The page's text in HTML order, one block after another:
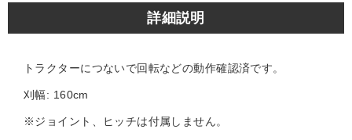
詳細説明
トラクターにつないで回転などの動作確認済です。
刈幅: 160cm
※ジョイント、ヒッチは付属しません。